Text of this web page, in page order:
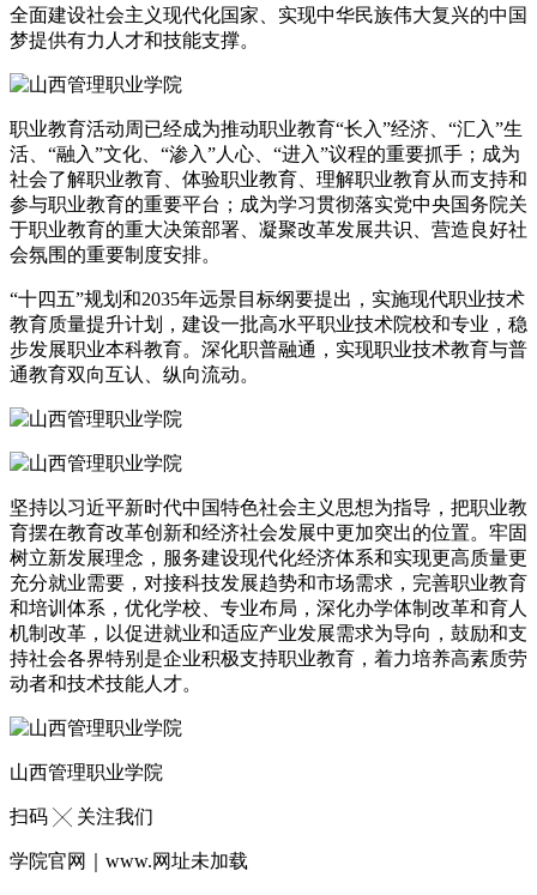
全面建设社会主义现代化国家、实现中华民族伟大复兴的中国
梦提供有力人才和技能支撑。
职业教育活动周已经成为推动职业教育“长入”经济、“汇入”生
活、“融入”文化、“渗入”人心、“进入”议程的重要抓手；成为
社会了解职业教育、体验职业教育、理解职业教育从而支持和
参与职业教育的重要平台；成为学习贯彻落实党中央国务院关
于职业教育的重大决策部署、凝聚改革发展共识、营造良好社
会氛围的重要制度安排。
“十四五”规划和2035年远景目标纲要提出，实施现代职业技术
教育质量提升计划，建设一批高水平职业技术院校和专业，稳
步发展职业本科教育。深化职普融通，实现职业技术教育与普
通教育双向互认、纵向流动。
坚持以习近平新时代中国特色社会主义思想为指导，把职业教
育摆在教育改革创新和经济社会发展中更加突出的位置。牢固
树立新发展理念，服务建设现代化经济体系和实现更高质量更
充分就业需要，对接科技发展趋势和市场需求，完善职业教育
和培训体系，优化学校、专业布局，深化办学体制改革和育人
机制改革，以促进就业和适应产业发展需求为导向，鼓励和支
持社会各界特别是企业积极支持职业教育，着力培养高素质劳
动者和技术技能人才。
山西管理职业学院
扫码 ╳ 关注我们
学院官网｜www.网址未加载